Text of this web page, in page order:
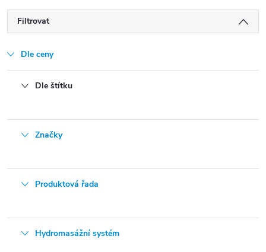
Filtrovat
Dle ceny
Dle štítku
Značky
Produktová řada
Hydromasážní systém